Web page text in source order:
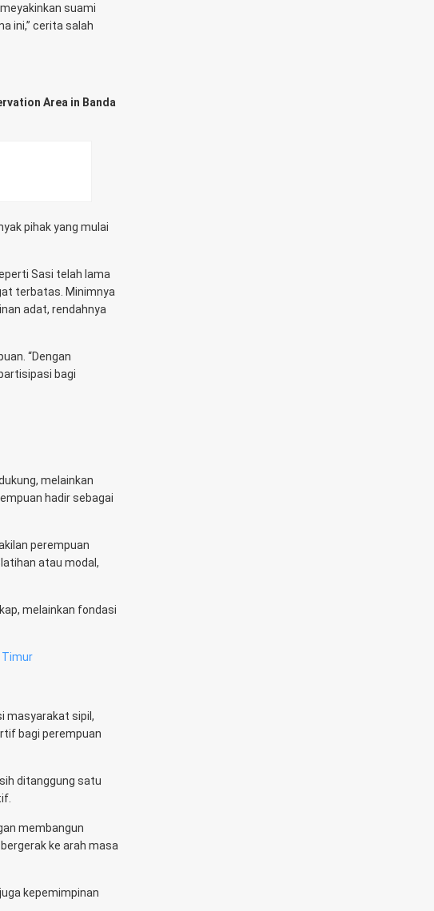
suami
ini,” cerita salah
Area in Banda
pihak yang mulai
Sasi telah lama
terbatas. Minimnya
adat, rendahnya
“Dengan
bagi
melainkan
hadir sebagai
perempuan
atau modal,
melainkan fondasi
Timur
masyarakat sipil,
bagi perempuan
ditanggung satu
membangun
ke arah masa
kepemimpinan